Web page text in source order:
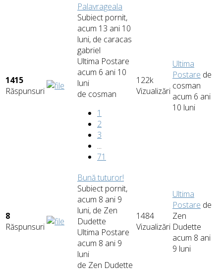
1415
Răspunsuri
Palavrageala
Subiect pornit,
acum 13 ani 10
luni, de caracas
gabriel
Ultima Postare
acum 6 ani 10
luni
de cosman
1
2
3
...
71
122k
Vizualizări
Ultima
Postare de
cosman
acum 6 ani
10 luni
8
Răspunsuri
Bună tuturor!
Subiect pornit,
acum 8 ani 9
luni, de Zen
Dudette
Ultima Postare
acum 8 ani 9
luni
de Zen Dudette
1484
Vizualizări
Ultima
Postare de
Zen
Dudette
acum 8 ani
9 luni